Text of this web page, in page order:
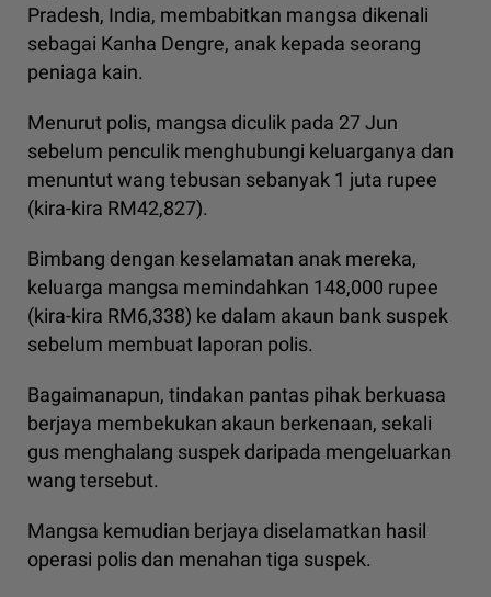
Pradesh, India, membabitkan mangsa dikenali
sebagai Kanha Dengre, anak kepada seorang
peniaga kain.
Menurut polis, mangsa diculik pada 27 Jun
sebelum penculik menghubungi keluarganya dan
menuntut wang tebusan sebanyak 1 juta rupee
(kira-kira RM42,827).
Bimbang dengan keselamatan anak mereka,
keluarga mangsa memindahkan 148,000 rupee
(kira-kira RM6,338) ke dalam akaun bank suspek
sebelum membuat laporan polis.
Bagaimanapun, tindakan pantas pihak berkuasa
berjaya membekukan akaun berkenaan, sekali
gus menghalang suspek daripada mengeluarkan
wang tersebut.
Mangsa kemudian berjaya diselamatkan hasil
operasi polis dan menahan tiga suspek.